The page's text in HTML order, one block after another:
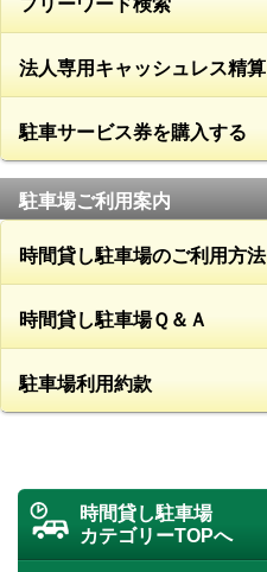
法人専用キャッシュレス精算
駐車サービス券を購入する
駐車場ご利用案内
時間貸し駐車場のご利用方法
時間貸し駐車場Ｑ＆Ａ
駐車場利用約款
時間貸し駐車場
カテゴリーTOPへ